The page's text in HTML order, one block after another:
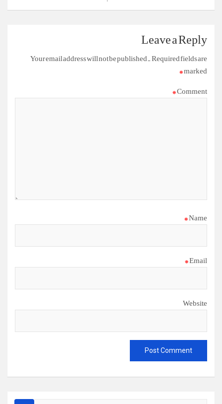
Leave a Reply
Your email address will not be published. Required fields are
marked
*
Comment
*
Name
*
Email
*
Website